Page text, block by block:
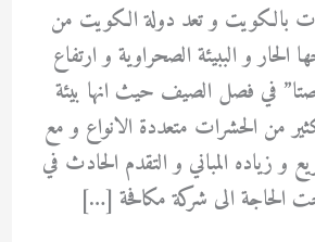
بالكويت و تعد دولة الكويت من
الحار و الببيئة الصحراوية و ارتفاع
في فصل الصيف حيث انها بيئة
من الحشرات متعددة الانواع و مع
و زياده المباني و التقدم الحادث في
الحاجة الى شركة مكافحة […]